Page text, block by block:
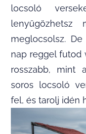
locsoló
meglocsolsz.
nap reggel futod
rosszabb, mint
soros locsoló
fel, és tarolj idén